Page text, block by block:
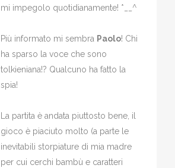
mi impegolo quotidianamente! *__^
Più informato mi sembra Paolo! Chi
ha sparso la voce che sono
tolkieniana!? Qualcuno ha fatto la
spia!
La partita è andata piuttosto bene, il
gioco è piaciuto molto (a parte le
inevitabili storpiature di mia madre
per cui cerchi bambù e caratteri